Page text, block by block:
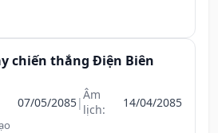
chiến thắng Điện Biên
07/05/2085|Âm
lịch:
14/04/2085